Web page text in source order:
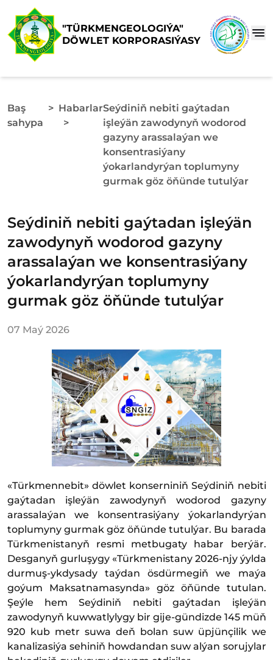
"TÜRKMENGEOLOGIÝA"
DÖWLET KORPORASIÝASY
Baş
sahypa
> Habarlar
>
Seýdiniň nebiti gaýtadan
işleýän zawodynyň wodorod
gazyny arassalaýan we
konsentrasiýany
ýokarlandyrýan toplumyny
gurmak göz öňünde tutulýar
Seýdiniň nebiti gaýtadan işleýän
zawodynyň wodorod gazyny
arassalaýan we konsentrasiýany
ýokarlandyrýan toplumyny
gurmak göz öňünde tutulýar
07 Maý 2026
«Türkmennebit» döwlet konserniniň Seýdiniň nebiti
gaýtadan işleýän zawodynyň wodorod gazyny
arassalaýan we konsentrasiýany ýokarlandyrýan
toplumyny gurmak göz öňünde tutulýar. Bu barada
Türkmenistanyň resmi metbugaty habar berýär.
Desganyň gurluşygy «Türkmenistany 2026-njy ýylda
durmuş-ykdysady taýdan ösdürmegiň we maýa
goýum Maksatnamasynda» göz öňünde tutulan.
Şeýle hem Seýdiniň nebiti gaýtadan işleýän
zawodynyň kuwwatlylygy bir gije-gündizde 145 müň
920 kub metr suwa deň bolan suw üpjünçilik we
kanalizasiýa sehiniň howdandan suw alýan sorujylar